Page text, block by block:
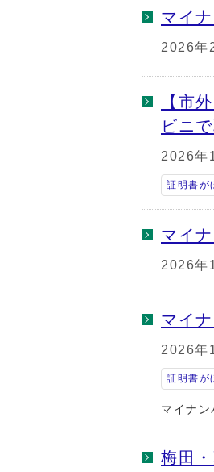
マイ
2026年
【市
ビニ
2026年
証明書が
マイ
2026年
マイ
2026年
証明書が
マイナ
梅田